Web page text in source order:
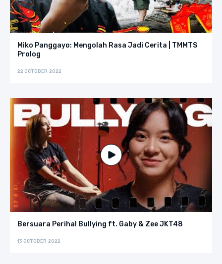
Miko Panggayo: Mengolah Rasa Jadi Cerita | TMMTS
Prolog
22 OCTOBER 2022
Bersuara Perihal Bullying ft. Gaby & Zee JKT48
13 OCTOBER 2022